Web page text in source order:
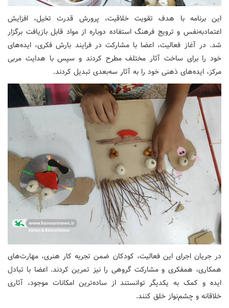
این برنامه با هدف تقویت خلاقیت، پرورش قدرت تخیل، افزایش
اعتمادبه‌نفس و ترویج فرهنگ استفاده دوباره از مواد قابل بازیافت برگزار
شد. در آغاز فعالیت، اعضا با مشارکت در فرایند بارش فکری، ایده‌های
خود را برای ساخت آثار مختلف مطرح کردند و سپس با هدایت مربی
مرکز، ایده‌های ذهنی خود را به آثار سه‌بعدی تبدیل کردند.
در جریان اجرای این فعالیت، کودکان ضمن تجربه کار هنری، مهارت‌های
همکاری، همفکری و مشارکت گروهی را نیز تمرین کردند. اعضا با تبادل
ایده و کمک به یکدیگر توانستند از ساده‌ترین امکانات موجود، آثاری
خلاقانه و چشم‌نواز خلق کنند.